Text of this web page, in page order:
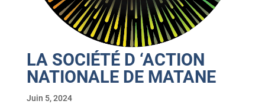
LA SOCIÉTÉ D ‘ACTION
NATIONALE DE MATANE
Juin 5, 2024